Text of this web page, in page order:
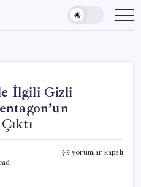
İlgili Gizli
Trump’ın
yorumlar kapalı